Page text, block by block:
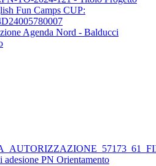
Fun Camps CUP:
Agenda Nord - Balducci
adesione PN Orientamento